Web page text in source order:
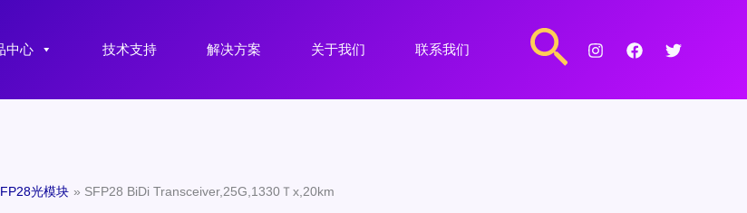
中心 技术支持 解决方案 关于我们 联系我们
搜
索
光模块 SFP28 BiDi Transceiver,25G,1330Ｔx,20km